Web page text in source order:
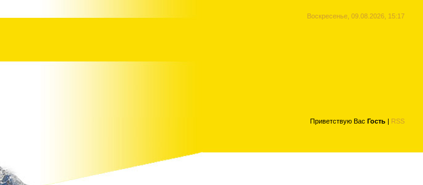
Воскресенье, 09.08.2026, 15:17
Приветствую Вас Гость | RSS